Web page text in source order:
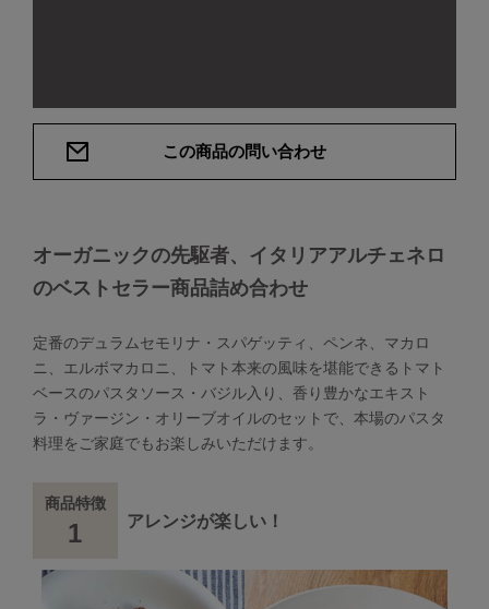
この商品の問い合わせ
オーガニックの先駆者、イタリアアルチェネロ
のベストセラー商品詰め合わせ
定番のデュラムセモリナ・スパゲッティ、ペンネ、マカロ
ニ、エルボマカロニ、トマト本来の風味を堪能できるトマト
ベースのパスタソース・バジル入り、香り豊かなエキスト
ラ・ヴァージン・オリーブオイルのセットで、本場のパスタ
料理をご家庭でもお楽しみいただけます。
商品特徴
1 アレンジが楽しい！